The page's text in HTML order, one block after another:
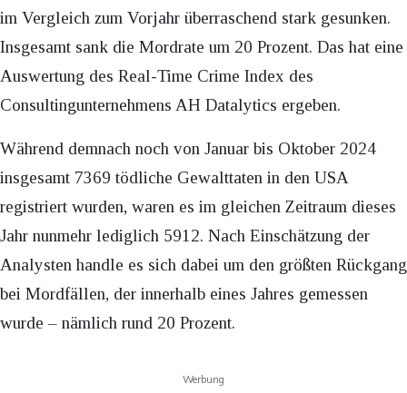
im Vergleich zum Vorjahr überraschend stark gesunken.
Insgesamt sank die Mordrate um 20 Prozent. Das hat eine
Auswertung des Real-Time Crime Index des
Consultingunternehmens AH Datalytics ergeben.
Während demnach noch von Januar bis Oktober 2024
insgesamt 7369 tödliche Gewalttaten in den USA
registriert wurden, waren es im gleichen Zeitraum dieses
Jahr nunmehr lediglich 5912. Nach Einschätzung der
Analysten handle es sich dabei um den größten Rückgang
bei Mordfällen, der innerhalb eines Jahres gemessen
wurde – nämlich rund 20 Prozent.
Werbung